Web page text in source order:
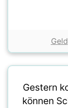
Geld
Gestern
können